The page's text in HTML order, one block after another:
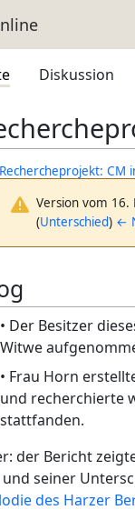
Diskussion
Rechercheprojekt: CM
Version vom
(Unterschied) ←
• Der Besitzer
Witwe
• Frau Horn
und recherchierte
stattfanden.
der Bericht
und seiner
des Harzer